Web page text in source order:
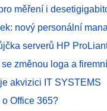
měření i
nový personální
serverů HP
změnou loga a
akvizici IT SYSTEMS
Office 365?